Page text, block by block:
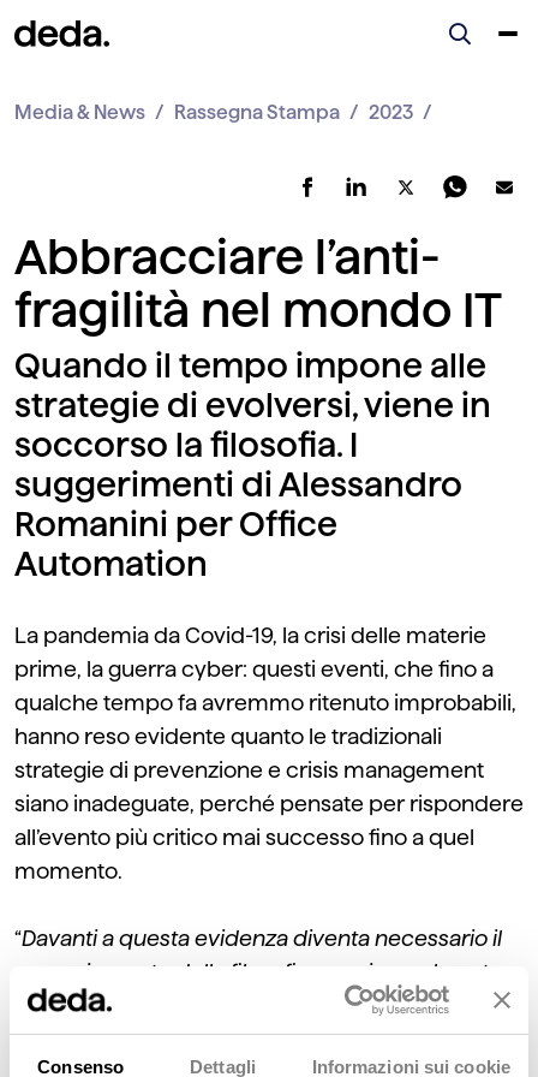
Consenso Dettagli Informazioni sui cookie
Media & News Rassegna Stampa 2023
Abbracciare l’anti-
fragilità nel mondo IT
Quando il tempo impone alle
strategie di evolversi, viene in
soccorso la filosofia. I
suggerimenti di Alessandro
Romanini per Office
Automation
La pandemia da Covid-19, la crisi delle materie
prime, la guerra cyber: questi eventi, che fino a
qualche tempo fa avremmo ritenuto improbabili,
hanno reso evidente quanto le tradizionali
strategie di prevenzione e crisis management
siano inadeguate, perché pensate per rispondere
all’evento più critico mai successo fino a quel
momento.
“Davanti a questa evidenza diventa necessario il
rovesciamento della filosofia su cui sono basate
le tradizionali strategie di prevenzione. Non si
tratta più di essere solo robusti e resilienti,